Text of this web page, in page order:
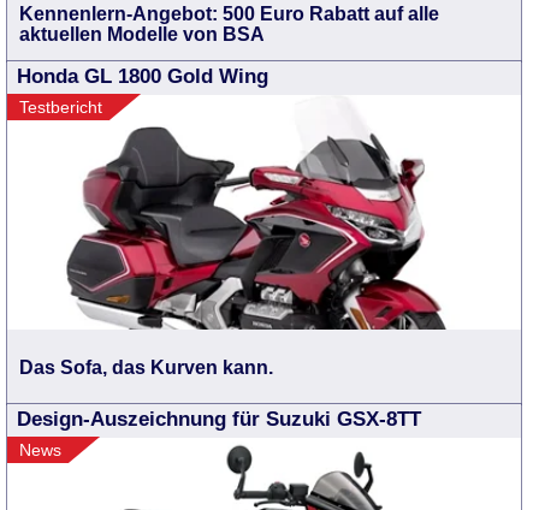
Kennenlern-Angebot: 500 Euro Rabatt auf alle
aktuellen Modelle von BSA
Honda GL 1800 Gold Wing
Testbericht
Das Sofa, das Kurven kann.
Design-Auszeichnung für Suzuki GSX-8TT
News